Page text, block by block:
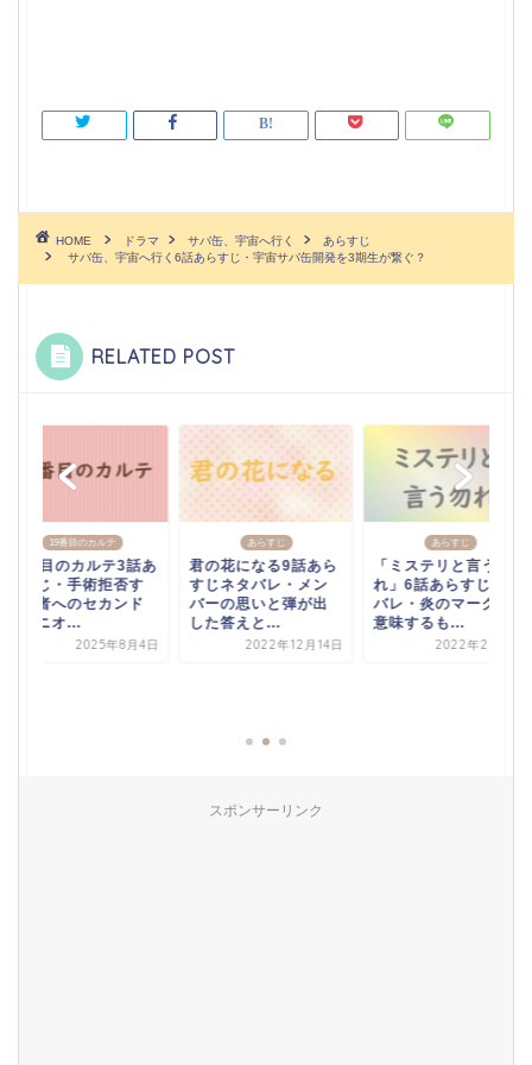
HOME ドラマ サバ缶、宇宙へ行く
あらすじ
サバ缶、宇宙へ行く6話あらすじ・宇宙サバ缶開発を3期生が繋ぐ？
RELATED POST
19番目のカルテ
19番目のカルテ3話あ
らすじ・手術拒否す
る患者へのセカンド
オピニオ...
2025年8月4日
あらすじ
君の花になる9話あら
すじネタバレ・メン
バーの思いと弾が出
した答えと...
2022年12月14日
あらすじ
「ミステリと言う勿
れ」6話あらすじネタ
バレ・炎のマークが
意味するも...
2022年2月15日
スポンサーリンク